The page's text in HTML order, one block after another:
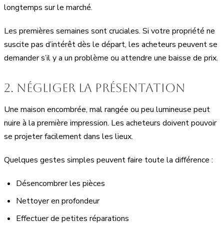
longtemps sur le marché.
Les premières semaines sont cruciales. Si votre propriété ne
suscite pas d’intérêt dès le départ, les acheteurs peuvent se
demander s’il y a un problème ou attendre une baisse de prix.
2. Négliger la présentation
Une maison encombrée, mal rangée ou peu lumineuse peut
nuire à la première impression. Les acheteurs doivent pouvoir
se projeter facilement dans les lieux.
Quelques gestes simples peuvent faire toute la différence :
Désencombrer les pièces
Nettoyer en profondeur
Effectuer de petites réparations